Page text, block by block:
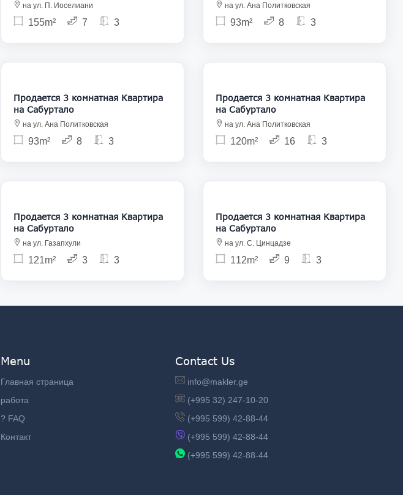
на ул. П. Иоселиани
155m² 7 3
на ул. Ана Политковская
93m² 8 3
240 000
Продается 3 комнатная Квартира
на Сабуртало
на ул. Ана Политковская
93m² 8 3
240 000
Продается 3 комнатная Квартира
на Сабуртало
на ул. Ана Политковская
120m² 16 3
265 000
Продается 3 комнатная Квартира
на Сабуртало
на ул. Газапхули
121m² 3 3
225 000
Продается 3 комнатная Квартира
на Сабуртало
на ул. С. Цинцадзе
112m² 9 3
Menu
Главная страница
работа
? FAQ
Контакт
Contact Us
info@makler.ge
(+995 32) 247-10-20
(+995 599) 42-88-44
(+995 599) 42-88-44
(+995 599) 42-88-44